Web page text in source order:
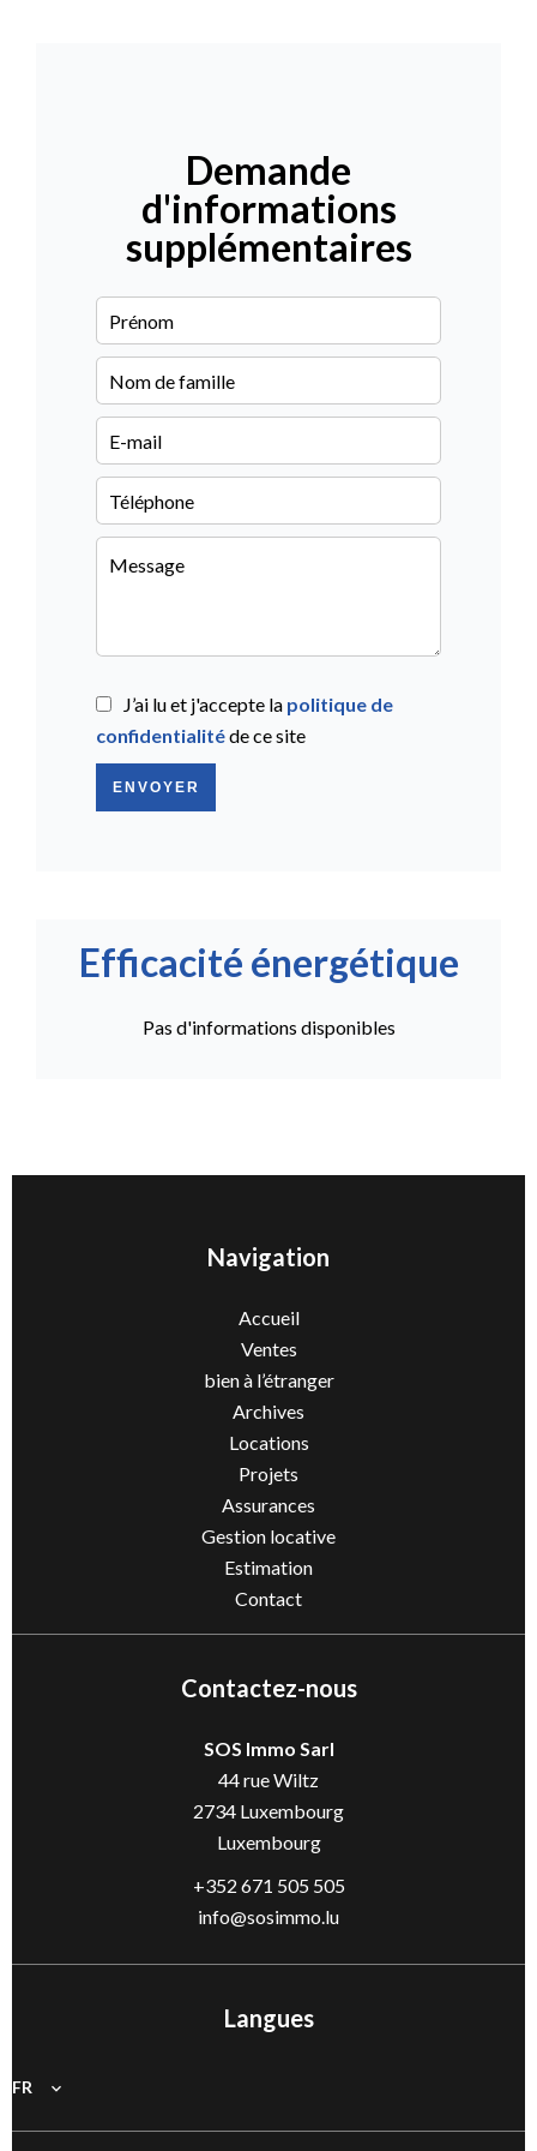
Demande
d'informations
supplémentaires
J’ai lu et j'accepte la politique de
confidentialitéde ce site
ENVOYER
Efficacité énergétique
Pas d'informations disponibles
Navigation
Accueil
Ventes
bien à l’étranger
Archives
Locations
Projets
Assurances
Gestion locative
Estimation
Contact
Contactez-nous
SOS Immo Sarl
44 rue Wiltz
2734 Luxembourg
Luxembourg
+352 671 505 505
info@sosimmo.lu
Langues
FR